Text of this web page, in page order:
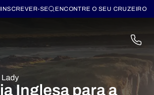
INSCREVER-SE ENCONTRE O SEU CRUZEIRO
Lady
Inglesa para a